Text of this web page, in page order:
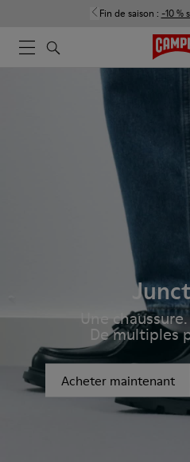
Fin de saison : -10 %
Une
De multiples
Acheter maintenant